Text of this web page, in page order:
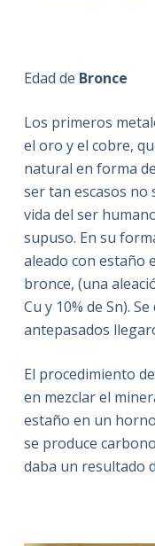
Edad de Bronce
Los primeros
el oro y el cobre,
natural en forma
ser tan escasos no
vida del ser
supuso. En su
aleado con estaño
bronce, (una
Cu y 10% de Sn).
antepasados
El procedimiento
en mezclar el
estaño en un
se produce
daba un resultado